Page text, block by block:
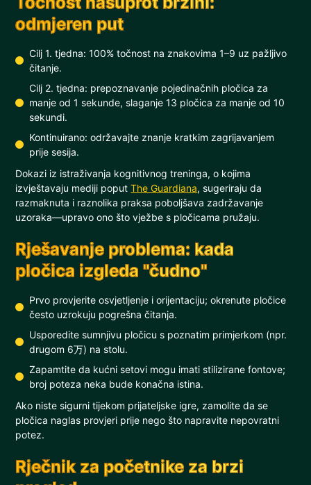
odmjeren put
Cilj 1. tjedna: 100% točnost na znakovima 1–9 uz pažljivo
čitanje.
Cilj 2. tjedna: prepoznavanje pojedinačnih pločica za
manje od 1 sekunde, slaganje 13 pločica za manje od 10
sekundi.
Kontinuirano: održavajte znanje kratkim zagrijavanjem
prije sesija.
Dokazi iz istraživanja kognitivnog treninga, o kojima
izvještavaju mediji poputThe Guardiana, sugeriraju da
razmaknuta i raznolika praksa poboljšava zadržavanje
uzoraka—upravo ono što vježbe s pločicama pružaju.
Rješavanje problema: kada
pločica izgleda "čudno"
Prvo provjerite osvjetljenje i orijentaciju; okrenute pločice
često uzrokuju pogrešna čitanja.
Usporedite sumnjivu pločicu s poznatim primjerkom (npr.
drugom 6万) na stolu.
Zapamtite da kućni setovi mogu imati stilizirane fontove;
broj poteza neka bude konačna istina.
Ako niste sigurni tijekom prijateljske igre, zamolite da se
pločica naglas provjeri prije nego što napravite nepovratni
potez.
Rječnik za početnike za brzi